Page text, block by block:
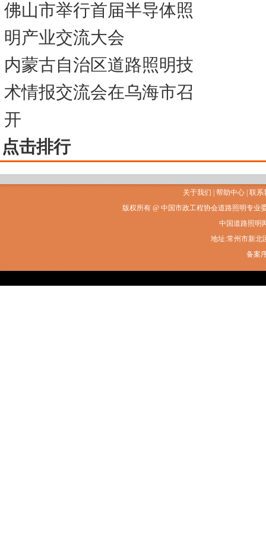
佛山市举行首届半导体照
明产业交流大会
内蒙古自治区道路照明技
术情报交流会在乌海市召
开
点击排行
关于我们 帮助中心 联系
版权所有 @ 中国市政工程协会道路照明专
中国道路照明
地址:常州市新北
备案